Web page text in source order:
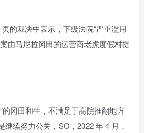
页的裁决中表示，下级法院“严重滥用
由马尼拉冈田的运营商老虎度假村提
的冈田和生，不满足于高院推翻地方
继续努力公关，SO，2022 年 4 月，